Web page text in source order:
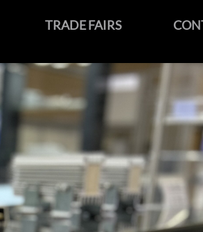
TRADE FAIRS